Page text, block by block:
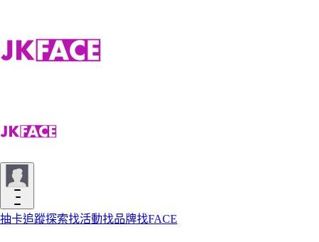
抽卡追蹤探索找活動找品牌找FACE